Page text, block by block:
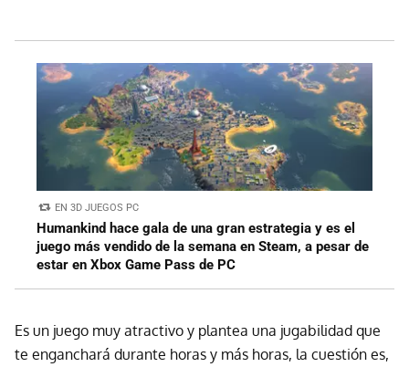
EN 3D JUEGOS PC
Humankind hace gala de una gran estrategia y es el
juego más vendido de la semana en Steam, a pesar de
estar en Xbox Game Pass de PC
Es un juego muy atractivo y plantea una jugabilidad que
te enganchará durante horas y más horas, la cuestión es,